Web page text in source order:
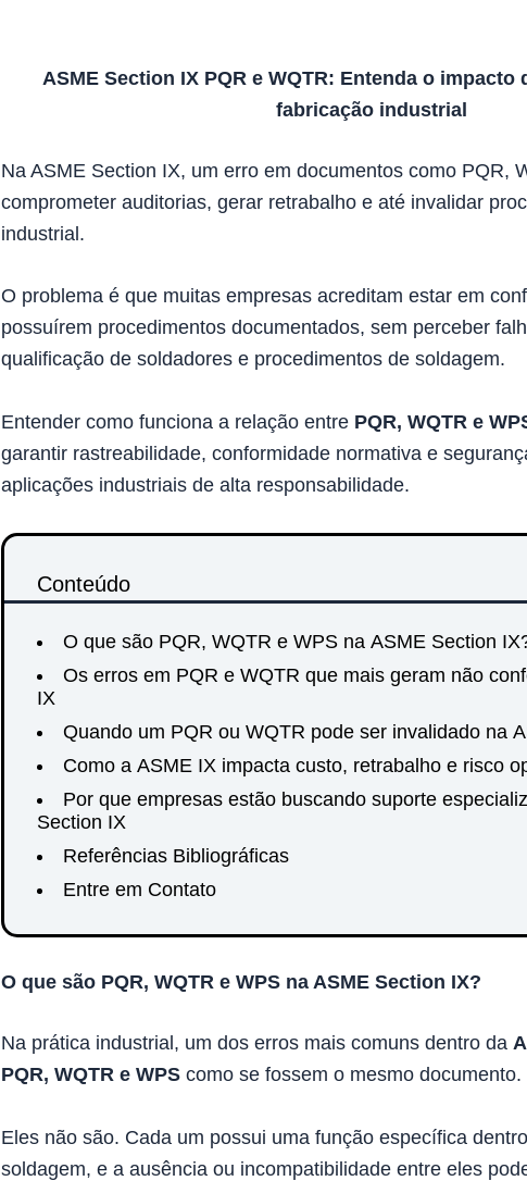
ASME Section IX PQR e WQTR: Entenda o impacto
fabricação industrial
Na ASME Section IX, um erro em documentos como PQR,
comprometer auditorias, gerar retrabalho e até invalidar
industrial.
O problema é que muitas empresas acreditam estar em
possuírem procedimentos documentados, sem perceber
qualificação de soldadores e procedimentos de soldagem.
Entender como funciona a relação entre PQR, WQTR e
garantir rastreabilidade, conformidade normativa e
aplicações industriais de alta responsabilidade.
Conteúdo
O que são PQR, WQTR e WPS na ASME Section
Os erros em PQR e WQTR que mais geram não
IX
Quando um PQR ou WQTR pode ser invalidado na
Como a ASME IX impacta custo, retrabalho e risco
Por que empresas estão buscando suporte
Section IX
Referências Bibliográficas
Entre em Contato
O que são PQR, WQTR e WPS na ASME Section IX?
Na prática industrial, um dos erros mais comuns dentro da
PQR, WQTR e WPScomo se fossem o mesmo documento.
Eles não são. Cada um possui uma função específica
soldagem, e a ausência ou incompatibilidade entre eles